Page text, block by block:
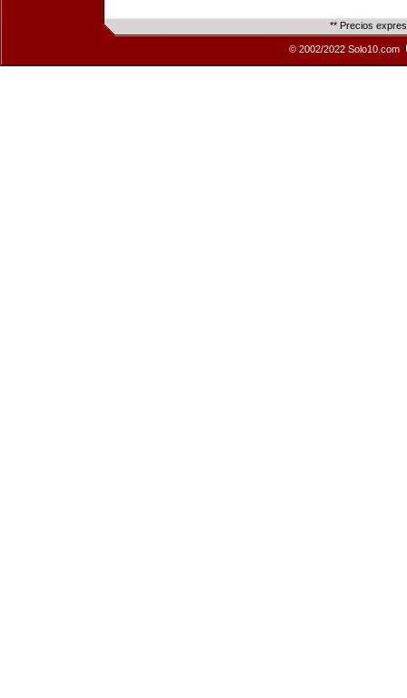
** Precios
© 2002/2022 Solo10.com